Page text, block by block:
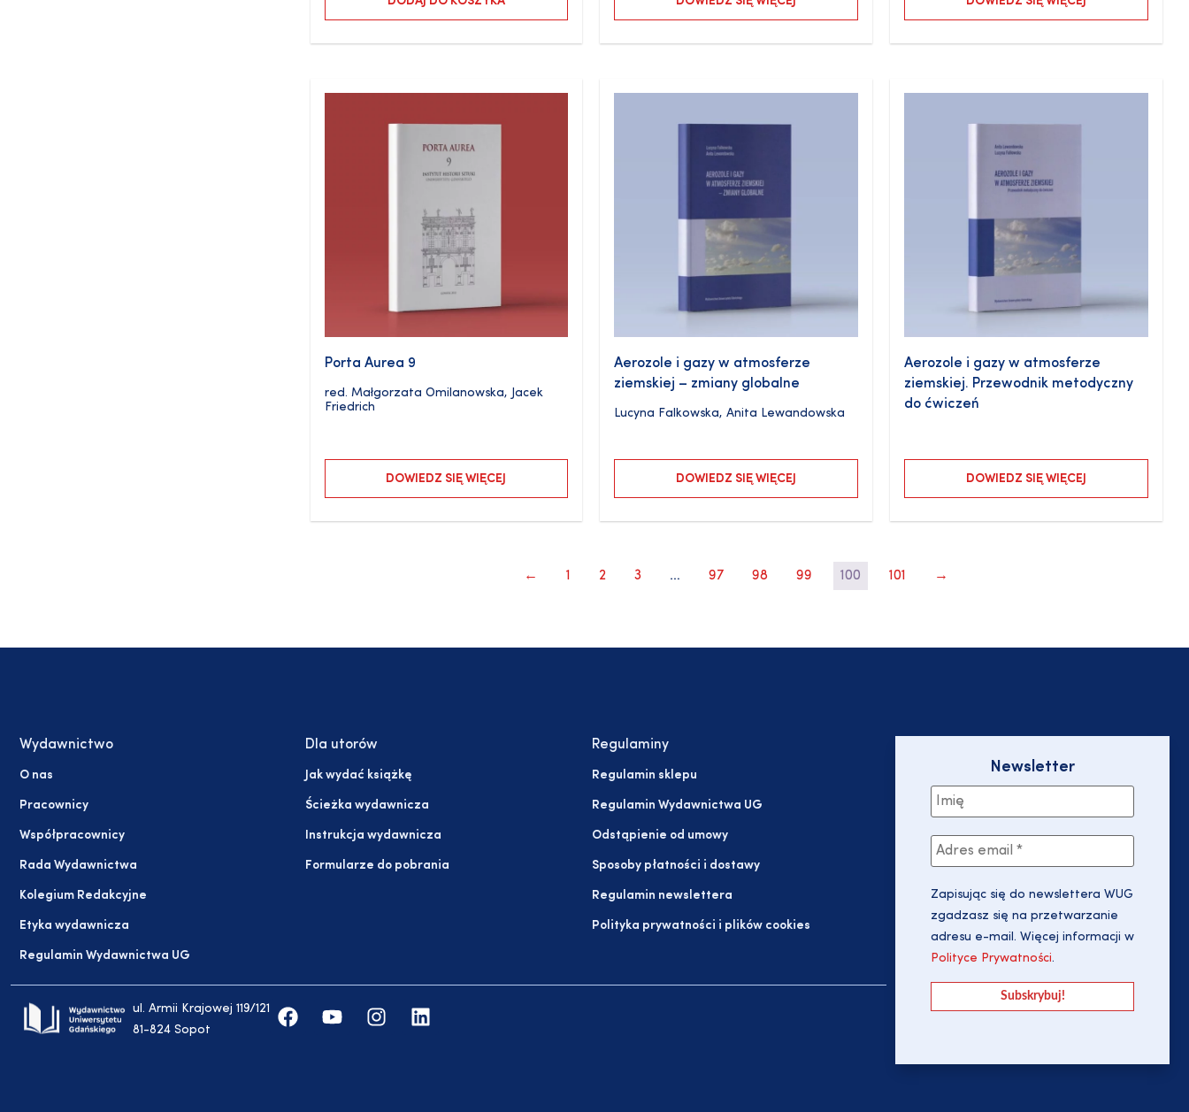
Porta Aurea 9
red. Małgorzata Omilanowska, Jacek
Friedrich
DOWIEDZ SIĘ WIĘCEJ
Aerozole i gazy w atmosferze
ziemskiej – zmiany globalne
Lucyna Falkowska,Anita Lewandowska
DOWIEDZ SIĘ WIĘCEJ
Aerozole i gazy w atmosferze
ziemskiej. Przewodnik metodyczny
do ćwiczeń
DOWIEDZ SIĘ WIĘCEJ
← 1 2 3 … 97 98 99 100 101 →
Wydawnictwo
O nas
Pracownicy
Współpracownicy
Rada Wydawnictwa
Kolegium Redakcyjne
Etyka wydawnicza
Regulamin Wydawnictwa UG
Dla utorów
Jak wydać książkę
Ścieżka wydawnicza
Instrukcja wydawnicza
Formularze do pobrania
Regulaminy
Regulamin sklepu
Regulamin Wydawnictwa UG
Odstąpienie od umowy
Sposoby płatności i dostawy
Regulamin newslettera
Polityka prywatności i plików cookies
ul. Armii Krajowej 119/121
81-824 Sopot
Newsletter
Zapisując się do newslettera WUG
zgadzasz się na przetwarzanie
adresu e-mail. Więcej informacji w
Polityce Prywatności.